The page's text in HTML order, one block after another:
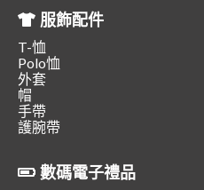
服飾配件
T-恤
Polo恤
外套
帽
手帶
護腕帶
數碼電子禮品